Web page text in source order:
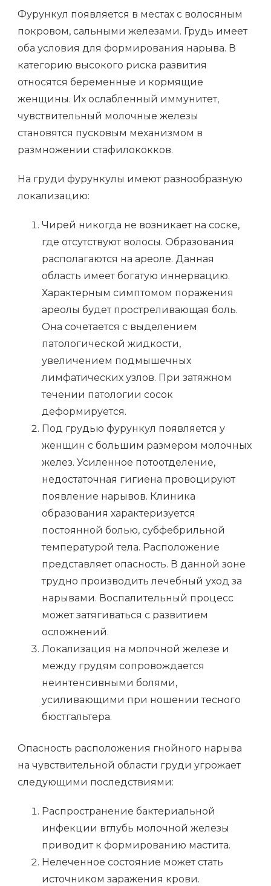
Фурункул появляется в местах с волосяным
покровом, сальными железами. Грудь имеет
оба условия для формирования нарыва. В
категорию высокого риска развития
относятся беременные и кормящие
женщины. Их ослабленный иммунитет,
чувствительный молочные железы
становятся пусковым механизмом в
размножении стафилококков.
На груди фурункулы имеют разнообразную
локализацию:
Чирей никогда не возникает на соске,
где отсутствуют волосы. Образования
располагаются на ареоле. Данная
область имеет богатую иннервацию.
Характерным симптомом поражения
ареолы будет простреливающая боль.
Она сочетается с выделением
патологической жидкости,
увеличением подмышечных
лимфатических узлов. При затяжном
течении патологии сосок
деформируется.
Под грудью фурункул появляется у
женщин с большим размером молочных
желез. Усиленное потоотделение,
недостаточная гигиена провоцируют
появление нарывов. Клиника
образования характеризуется
постоянной болью, субфебрильной
температурой тела. Расположение
представляет опасность. В данной зоне
трудно производить лечебный уход за
нарывами. Воспалительный процесс
может затягиваться с развитием
осложнений.
Локализация на молочной железе и
между грудям сопровождается
неинтенсивными болями,
усиливающими при ношении тесного
бюстгальтера.
Опасность расположения гнойного нарыва
на чувствительной области груди угрожает
следующими последствиями:
Распространение бактериальной
инфекции вглубь молочной железы
приводит к формированию мастита.
Нелеченное состояние может стать
источником заражения крови.